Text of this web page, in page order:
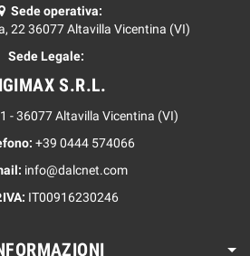
Sede operativa:
22 36077 Altavilla Vicentina (VI)
Sede Legale:
S.R.L.
- 36077 Altavilla Vicentina (VI)
+39 0444 574066
info@dalcnet.com
IT00916230246